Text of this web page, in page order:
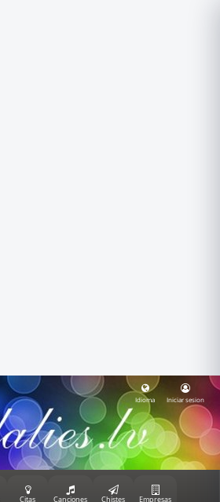
Idioma Iniciar sesion
Citas Canciones Chistes Empresas